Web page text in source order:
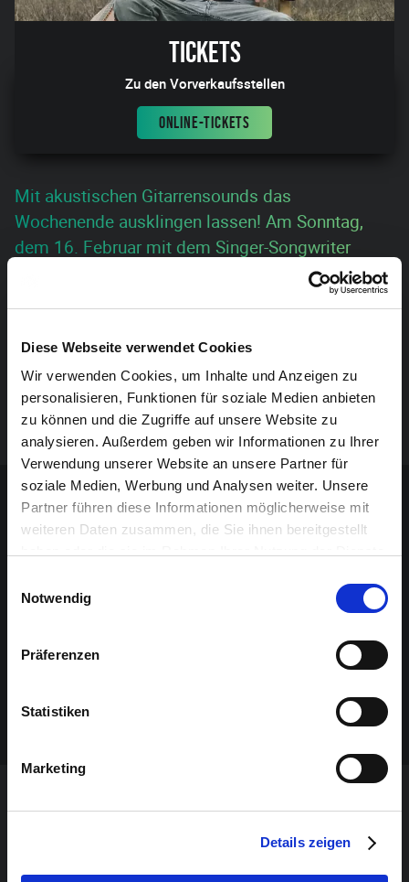
Diese Webseite verwendet Cookies
Wir verwenden Cookies, um Inhalte und Anzeigen zu
personalisieren, Funktionen für soziale Medien anbieten
zu können und die Zugriffe auf unsere Website zu
analysieren. Außerdem geben wir Informationen zu Ihrer
Verwendung unserer Website an unsere Partner für
soziale Medien, Werbung und Analysen weiter. Unsere
Partner führen diese Informationen möglicherweise mit
weiteren Daten zusammen, die Sie ihnen bereitgestellt
Notwendig
Präferenzen
Statistiken
Marketing
Details zeigen
Tickets
Zu den Vorverkaufsstellen
ONLINE-TICKETS
Mit akustischen Gitarrensounds das
Wochenende ausklingen lassen! Am Sonntag,
dem 16. Februar mit dem Singer-Songwriter
Röhrenverstärker verbunden ist, paart sich mit
bluesgetränkten Melodien. Das Ergebnis ist
unverfälschte Live-Musik – kein Spaghetti-Western,
sondern belgischer Eintopf mit Tarantino-Gewürz!
Sponsoren-Inhalt
VERANSTALTUNG VERPASST?